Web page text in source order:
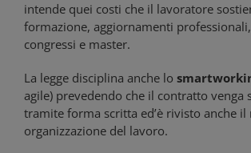
intende quei costi che il lavoratore
formazione, aggiornamenti
congressi e master.
La legge disciplina anche lo
agile) prevedendo che il contratto venga
tramite forma scritta ed’è rivisto anche
organizzazione del lavoro.